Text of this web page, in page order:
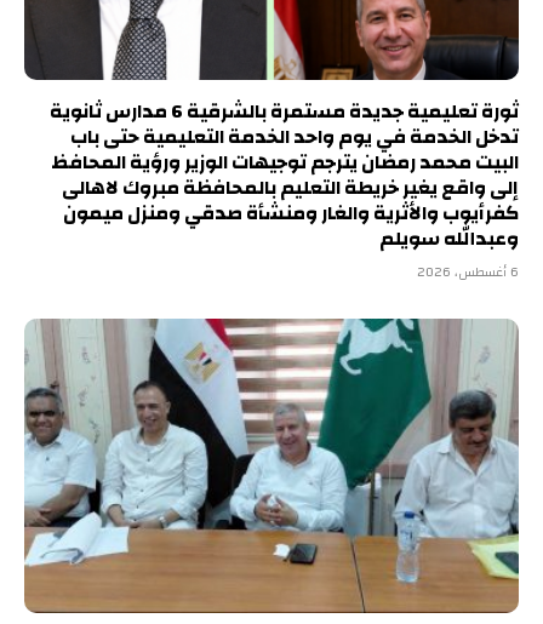
ثورة تعليمية جديدة مستمرة بالشرقية 6 مدارس ثانوية
تدخل الخدمة في يوم واحد الخدمة التعليمية حتى باب
البيت محمد رمضان يترجم توجيهات الوزير ورؤية المحافظ
إلى واقع يغير خريطة التعليم بالمحافظة مبروك لاهالى
كفرأيوب والأثرية والغار ومنشأة صدقي ومنزل ميمون
وعبدالله سويلم
6 أغسطس، 2026